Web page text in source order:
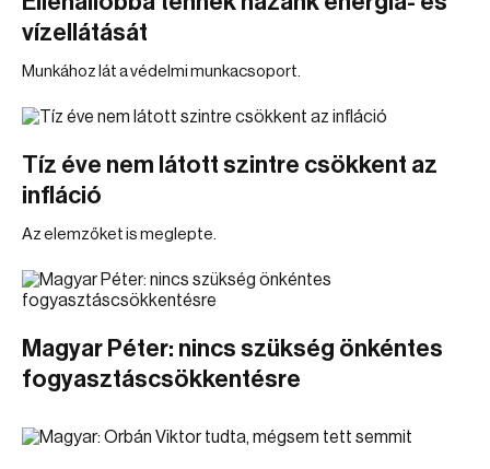
vízellátását
Munkához lát a védelmi munkacsoport.
Tíz éve nem látott szintre csökkent az
infláció
Az elemzőket is meglepte.
Magyar Péter: nincs szükség önkéntes
fogyasztáscsökkentésre